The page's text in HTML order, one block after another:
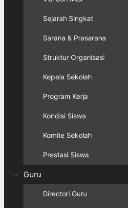
Sejarah Singkat
Sarana & Prasarana
Struktur Organisasi
Kepala Sekolah
Program Kerja
Kondisi Siswa
Komite Sekolah
Prestasi Siswa
Guru
Directori Guru